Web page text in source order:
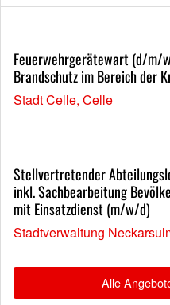
Feuerwehrgerätewart (d/m/
Brandschutz im Bereich der
Stadt Celle, Celle
Stellvertretender
inkl. Sachbearbeitung
mit Einsatzdienst (m/w/d)
Stadtverwaltung
Alle